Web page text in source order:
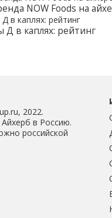
NOW Foods на
в каплях: рейтинг
2022.
в Россию.
российской